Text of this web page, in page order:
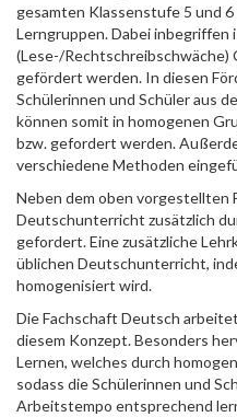
gesamten Klassenstufe 5 und
Lerngruppen. Dabei inbegriffen
(Lese-/Rechtschreibschwäche)
gefördert werden. In diesen
Schülerinnen und Schüler aus
können somit in homogenen
bzw. gefordert werden.
verschiedene Methoden
Neben dem oben vorgestellten
Deutschunterricht zusätzlich
gefordert. Eine zusätzliche
üblichen Deutschunterricht,
homogenisiert wird.
Die Fachschaft Deutsch
diesem Konzept. Besonders
Lernen, welches durch
sodass die Schülerinnen und
Arbeitstempo entsprechend